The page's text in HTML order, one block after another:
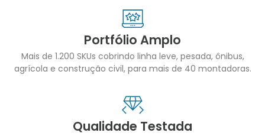
Portfólio Amplo
Mais de 1.200 SKUs cobrindo linha leve, pesada, ônibus,
agrícola e construção civil, para mais de 40 montadoras.
Qualidade Testada